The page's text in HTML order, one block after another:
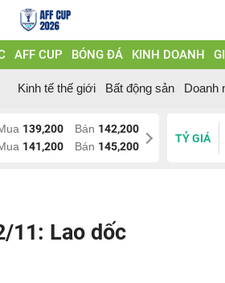
AFF CUP BÓNG ĐÁ KINH DOANH
Kinh tế thế giới Bất động sản Doanh
139,200 Bán 142,200
141,200 Bán 145,200
TỶ GIÁ
11: Lao dốc